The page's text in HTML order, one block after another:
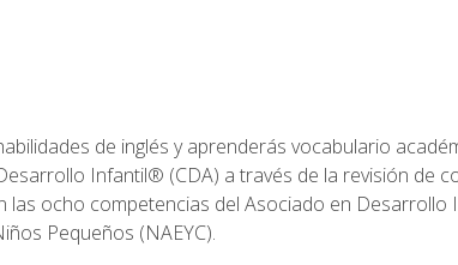
de inglés y aprenderás vocabulario
Infantil® (CDA) a través de la revisión de
ocho competencias del Asociado en
Pequeños (NAEYC).